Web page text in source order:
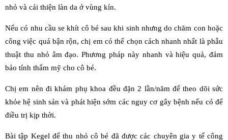
nhỏ và cải thiện làn da ở vùng kín.
Nếu có nhu cầu se khít cô bé sau khi sinh nhưng do chăm con hoặc
công việc quá bận rộn, chị em có thể chọn cách nhanh nhất là phẫu
thuật thu nhỏ âm đạo. Phương pháp này nhanh và hiệu quả, đảm
bảo tính thẩm mỹ cho cô bé.
Chị em nên đi khám phụ khoa đều đặn 2 lần/năm để theo dõi sức
khỏe hệ sinh sản và phát hiện sớm các nguy cơ gây bệnh nếu có để
điều trị kịp thời.
Bài tập Kegel để thu nhỏ cô bé đã được các chuyên gia y tế công